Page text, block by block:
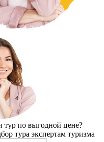
тур по выгодной цене?
тура экспертам туризма